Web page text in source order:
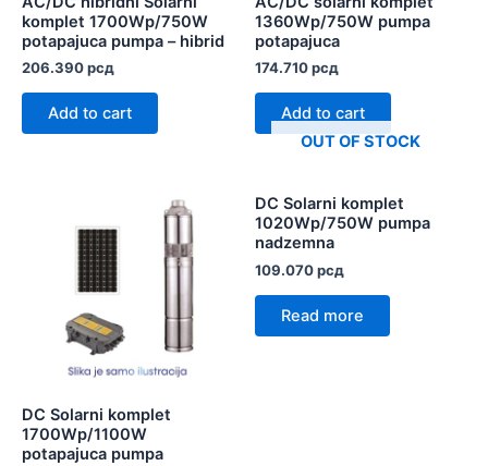
komplet 1700Wp/750W
potapajuca pumpa – hibrid
206.390рсд
Add to cart
1360Wp/750W pumpa
potapajuca
174.710рсд
Add to cart
DC Solarni komplet
1700Wp/1100W
potapajuca pumpa
OUT OF STOCK
DC Solarni komplet
1020Wp/750W pumpa
nadzemna
109.070рсд
Read more